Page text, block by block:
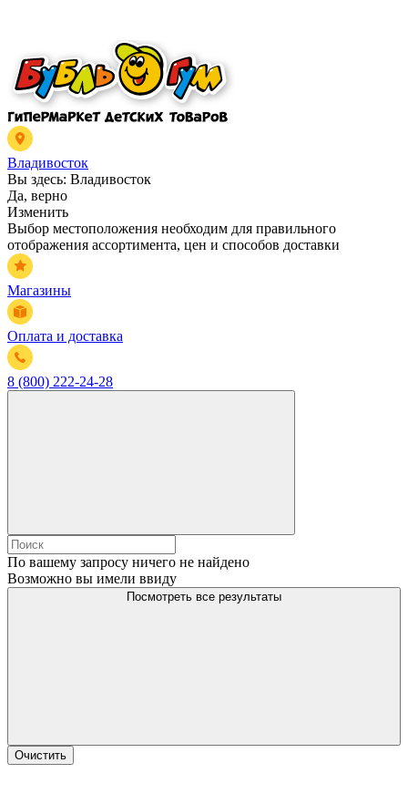
Владивосток
Вы здесь: Владивосток
Да, верно
Изменить
Выбор местоположения необходим для правильного
отображения ассортимента, цен и способов доставки
Магазины
Оплата и доставка
8 (800) 222-24-28
По вашему запросу ничего не найдено
Возможно вы имели ввиду
Посмотреть все результаты
Очистить